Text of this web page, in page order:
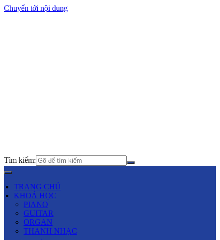
Chuyển tới nội dung
Tìm kiếm:
TRANG CHỦ
KHOÁ HỌC
PIANO
GUITAR
ORGAN
THANH NHẠC